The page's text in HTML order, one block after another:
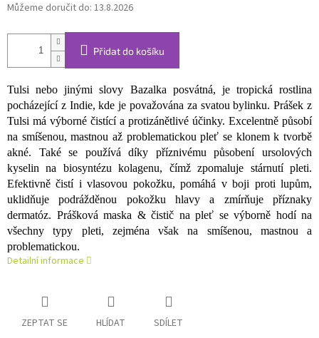
Můžeme doručit do: 13.8.2026
Přidat do košíku
Tulsi nebo jinými slovy Bazalka posvátná, je tropická rostlina
pocházející z Indie, kde je považována za svatou bylinku. Prášek z
Tulsi má výborné čistící a protizánětlivé účinky. Excelentně působí
na smíšenou, mastnou až problematickou pleť se klonem k tvorbě
akné. Také se používá díky příznivému působení ursolových
kyselin na biosyntézu kolagenu, čímž zpomaluje stárnutí pleti.
Efektivně čistí i vlasovou pokožku, pomáhá v boji proti lupům,
uklidňuje podrážděnou pokožku hlavy a zmírňuje příznaky
dermatóz. Prášková maska & čistič na pleť se výborně hodí na
všechny typy pleti, zejména však na smíšenou, mastnou a
problematickou.
Detailní informace
ZEPTAT SE HLÍDAT SDÍLET